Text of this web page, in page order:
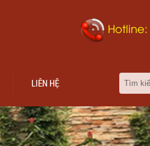
Hotline:
LIÊN HỆ